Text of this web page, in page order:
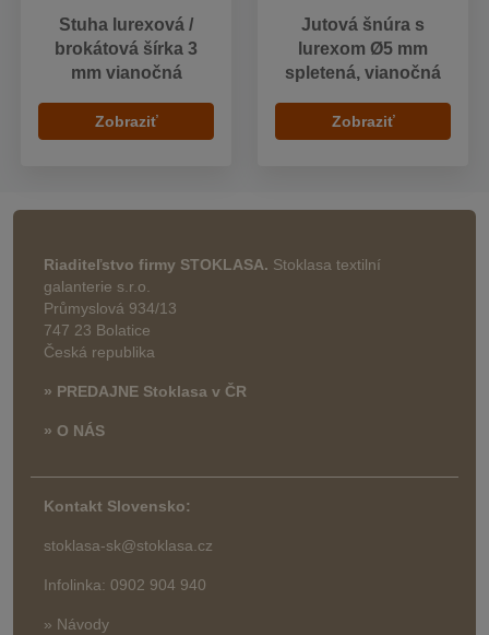
Stuha lurexová /
brokátová šírka 3
mm vianočná
Zobraziť
Jutová šnúra s
lurexom Ø5 mm
spletená, vianočná
Zobraziť
Riaditeľstvo firmy STOKLASA. Stoklasa textilní
galanterie s.r.o.
Průmyslová 934/13
747 23 Bolatice
Česká republika
» PREDAJNE Stoklasa v ČR
» O NÁS
Kontakt Slovensko:
stoklasa-sk@stoklasa.cz
Infolinka: 0902 904 940
» Návody